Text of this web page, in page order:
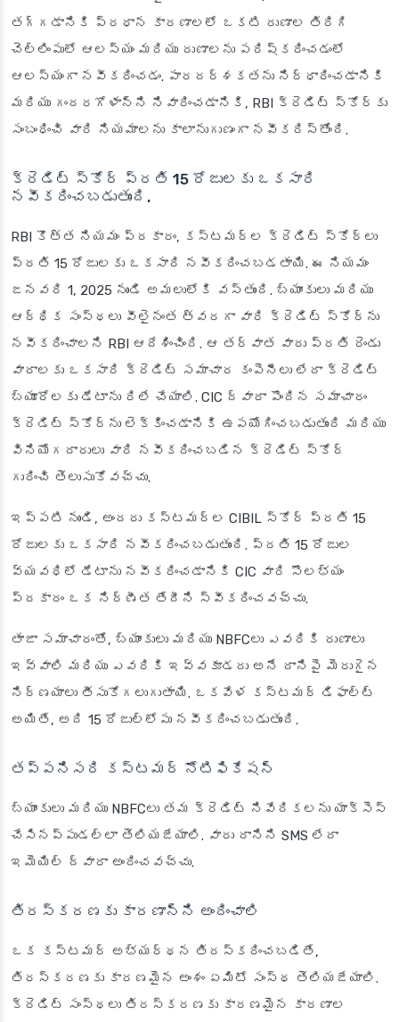
తగ్గడానికి ప్రధాన కారణాలలో ఒకటి రుణాల తిరిగి
చెల్లింపులో ఆలస్యం మరియు రుణాలను పరిష్కరించడంలో
ఆలస్యంగా నవీకరించడం. పారదర్శకతను నిర్ధారించడానికి
మరియు గందరగోళాన్ని నివారించడానికి, RBI క్రెడిట్ స్కోర్‌కు
సంబంధించి వారి నియమాలను కాలానుగుణంగా నవీకరిస్తోంది.
క్రెడిట్ స్కోర్ ప్రతి 15 రోజులకు ఒకసారి
నవీకరించబడుతుంది.
RBI కొత్త నియమం ప్రకారం, కస్టమర్ల క్రెడిట్ స్కోర్‌లు
ప్రతి 15 రోజులకు ఒకసారి నవీకరించబడతాయి. ఈ నియమం
జనవరి 1, 2025 నుండి అమలులోకి వస్తుంది. బ్యాంకులు మరియు
ఆర్థిక సంస్థలు వీలైనంత త్వరగా వారి క్రెడిట్ స్కోర్‌ను
నవీకరించాలని RBI ఆదేశించింది. ఆ తర్వాత వారు ప్రతి రెండు
వారాలకు ఒకసారి క్రెడిట్ సమాచార కంపెనీలు లేదా క్రెడిట్
బ్యూరోలకు డేటాను రిలే చేయాలి. CIC ద్వారా పొందిన సమాచారం
క్రెడిట్ స్కోర్‌ను లెక్కించడానికి ఉపయోగించబడుతుంది మరియు
వినియోగదారులు వారి నవీకరించబడిన క్రెడిట్ స్కోర్
గురించి తెలుసుకోవచ్చు.
ఇప్పటి నుండి, అందరు కస్టమర్ల CIBIL స్కోర్ ప్రతి 15
రోజులకు ఒకసారి నవీకరించబడుతుంది. ప్రతి 15 రోజుల
వ్యవధిలో డేటాను నవీకరించడానికి CIC వారి సౌలభ్యం
ప్రకారం ఒక నిర్ణీత తేదీని స్వీకరించవచ్చు.
తాజా సమాచారంతో, బ్యాంకులు మరియు NBFCలు ఎవరికి రుణాలు
ఇవ్వాలి మరియు ఎవరికి ఇవ్వకూడదు అనే దానిపై మెరుగైన
నిర్ణయాలు తీసుకోగలుగుతాయి. ఒకవేళ కస్టమర్ డిఫాల్ట్
అయితే, అది 15 రోజుల్లోపు నవీకరించబడుతుంది.
తప్పనిసరి కస్టమర్ నోటిఫికేషన్
బ్యాంకులు మరియు NBFCలు తమ క్రెడిట్ నివేదికలను యాక్సెస్
చేసినప్పుడల్లా తెలియజేయాలి. వారు దానిని SMS లేదా
ఇమెయిల్ ద్వారా అందించవచ్చు.
తిరస్కరణకు కారణాన్ని అందించాలి
ఒక కస్టమర్ అభ్యర్థన తిరస్కరించబడితే,
తిరస్కరణకు కారణమైన అంశం ఏమిటో సంస్థ తెలియజేయాలి.
క్రెడిట్ సంస్థలు తిరస్కరణకు కారణమైన కారణాల